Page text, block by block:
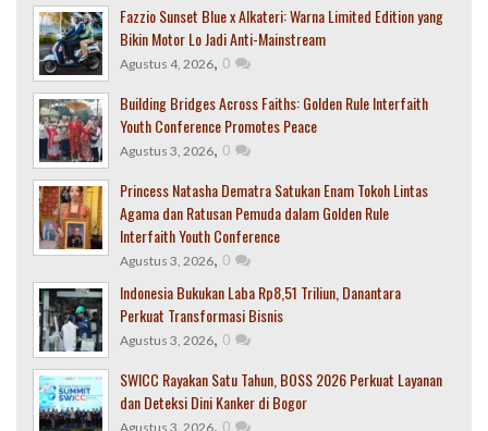
Fazzio Sunset Blue x Alkateri: Warna Limited Edition yang
Bikin Motor Lo Jadi Anti-Mainstream
Agustus 4, 2026, 0
Building Bridges Across Faiths: Golden Rule Interfaith
Youth Conference Promotes Peace
Agustus 3, 2026, 0
Princess Natasha Dematra Satukan Enam Tokoh Lintas
Agama dan Ratusan Pemuda dalam Golden Rule
Interfaith Youth Conference
Agustus 3, 2026, 0
Indonesia Bukukan Laba Rp8,51 Triliun, Danantara
Perkuat Transformasi Bisnis
Agustus 3, 2026, 0
SWICC Rayakan Satu Tahun, BOSS 2026 Perkuat Layanan
dan Deteksi Dini Kanker di Bogor
Agustus 3, 2026, 0